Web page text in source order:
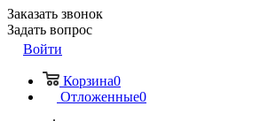
Заказать звонок
Задать вопрос
Войти
Корзина0
Отложенные0